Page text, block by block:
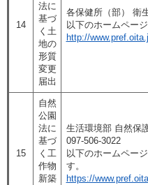
14
法に
基づ
く土
地の
形質
変更
届出
各保健所（部） 衛
以下のホームペー
http://
15
自然
公園
法に
基づ
く工
作物
新築
生活環境部 自然保
097-506-3022
以下のホームペー
す。
https://